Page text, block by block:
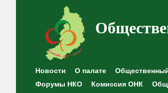
Новости О палате
Форумы НКО
Комиссия ОНК